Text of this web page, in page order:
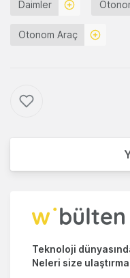
Daimler
Otonom Araç
Teknoloji
Neleri size